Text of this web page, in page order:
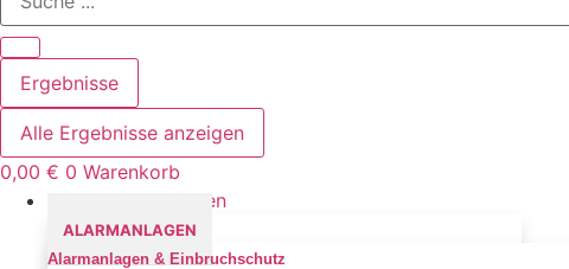
Ergebnisse
Alle Ergebnisse anzeigen
0,00 € 0 Warenkorb
Sicherheitslösungen
ALARMANLAGEN
Alarmanlagen & Einbruchschutz